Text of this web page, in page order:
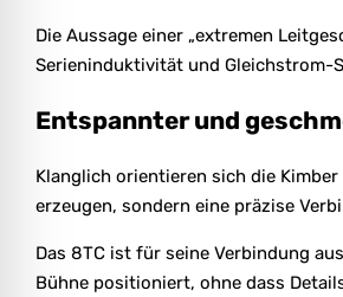
Die Aussage einer „extremen
Serieninduktivität und Gleichstrom-
Entspannter und
Klanglich orientieren sich die
erzeugen, sondern eine präzise
Das 8TC ist für seine Verbindung
Bühne positioniert, ohne dass